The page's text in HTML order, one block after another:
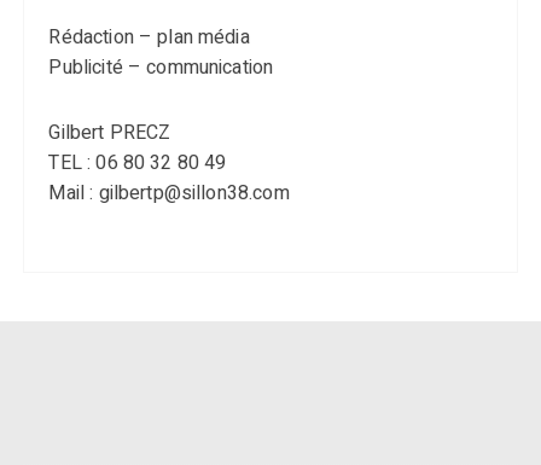
Rédaction – plan média
Publicité – communication
Gilbert PRECZ
TEL : 06 80 32 80 49
Mail : gilbertp@sillon38.com